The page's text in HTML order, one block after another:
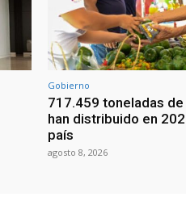
Gobierno
717.459 toneladas
han distribuido en
país
agosto 8, 2026